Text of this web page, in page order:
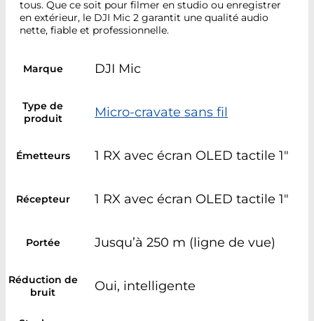
tous. Que ce soit pour filmer en studio ou enregistrer
en extérieur, le DJI Mic 2 garantit une qualité audio
nette, fiable et professionnelle.
Marque DJI Mic
Type de
produit
Micro-cravate sans fil
Émetteurs 1 RX avec écran OLED tactile 1"
Récepteur 1 RX avec écran OLED tactile 1"
Portée Jusqu’à 250 m (ligne de vue)
Réduction de
bruit
Oui, intelligente